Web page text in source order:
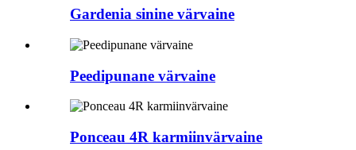
Gardenia sinine värvaine
Peedipunane värvaine
Ponceau 4R karmiinvärvaine